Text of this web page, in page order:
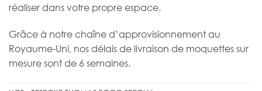
réaliser dans votre propre espace.
Grâce à notre chaîne d’approvisionnement au
Royaume-Uni, nos délais de livraison de moquettes sur
mesure sont de 6 semaines.